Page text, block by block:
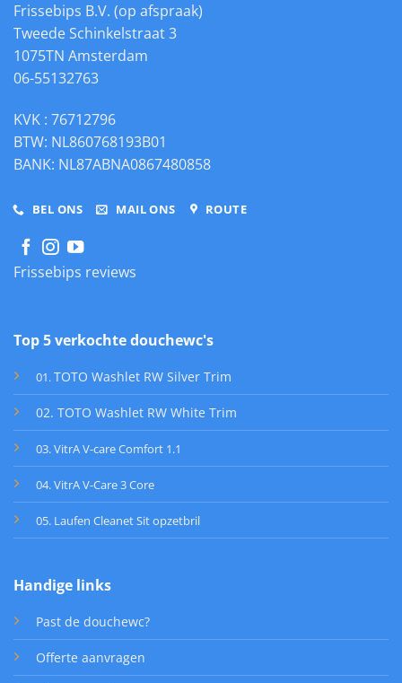
Frissebips B.V. (op afspraak)
Tweede Schinkelstraat 3
1075TN Amsterdam
06-55132763
KVK : 76712796
BTW: NL860768193B01
BANK: NL87ABNA0867480858
BEL ONS MAIL ONS ROUTE
Frissebips reviews
Top 5 verkochte douchewc's
01 . TOTO Washlet RW Silver Trim
02. TOTO Washlet RW White Trim
03. VitrA V-care Comfort 1.1
04. VitrA V-Care 3 Core
05. Laufen Cleanet Sit opzetbril
Handige links
Past de douchewc?
Offerte aanvragen